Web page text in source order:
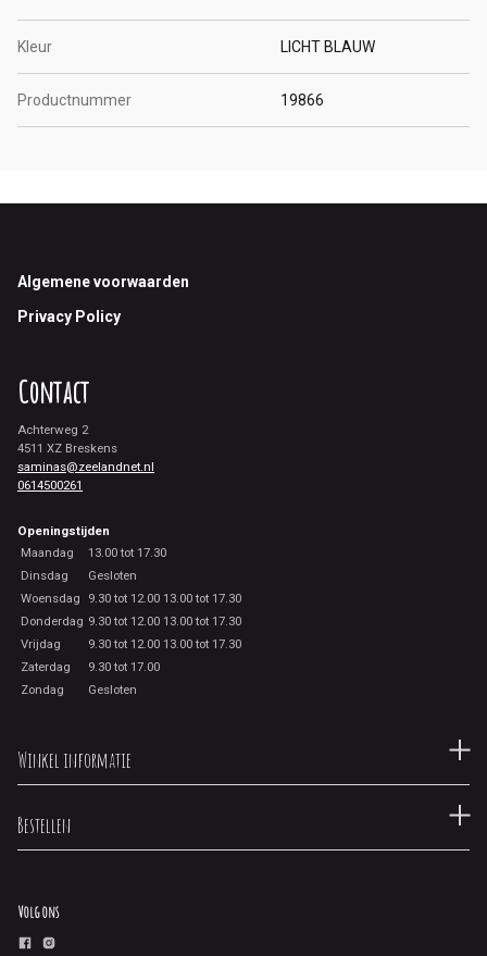
Kleur LICHT BLAUW
Productnummer 19866
Footer
Algemene voorwaarden
Privacy Policy
Contact
Achterweg 2
4511 XZ Breskens
saminas@zeelandnet.nl
0614500261
Openingstijden
Maandag
13.00 tot 17.30
Dinsdag
Gesloten
Woensdag
9.30 tot 12.00 13.00 tot 17.30
Donderdag 9.30 tot 12.00 13.00 tot 17.30
Vrijdag
9.30 tot 12.00 13.00 tot 17.30
Zaterdag
9.30 tot 17.00
Zondag
Gesloten
Winkel informatie
Bestellen
Volg ons